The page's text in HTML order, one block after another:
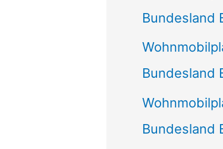
Bundesland
Bundesland
Bundesland